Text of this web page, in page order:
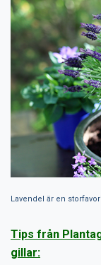
Lavendel är en
Tips från
gillar: